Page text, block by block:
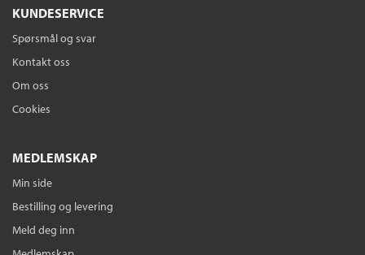
KUNDESERVICE
Spørsmål og svar
Kontakt oss
Om oss
Cookies
MEDLEMSKAP
Min side
Bestilling og levering
Meld deg inn